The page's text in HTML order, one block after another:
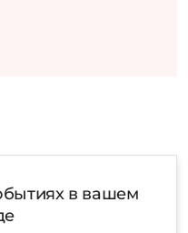
в вашем